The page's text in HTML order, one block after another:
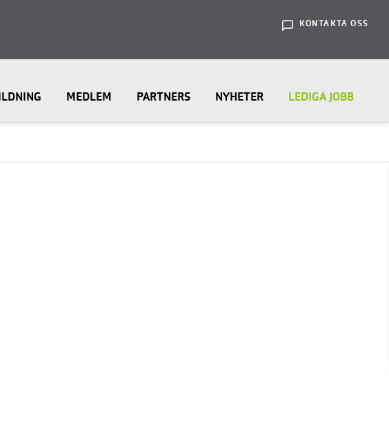
KONTAKTA OSS
MEDLEM PARTNERS NYHETER LEDIGA JOBB